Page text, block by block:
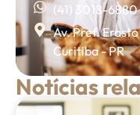
(41) 3018-6880
Av. Pref.
Curitiba - PR
Notícias